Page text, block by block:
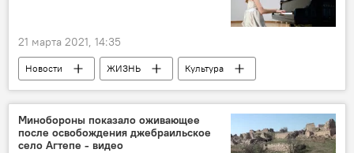
21 марта 2021, 14:35
Новости ЖИЗНЬ
Культура
Азербайджан
Филармония
Государственная филармония имени Муслима Магомаева
Концерт
Новруз
Минобороны показало оживающее
после освобождения джебраильское
село Агтепе - видео